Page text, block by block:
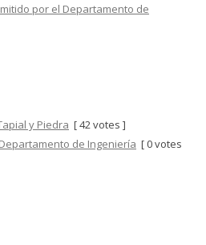
por el Departamento de
y Piedra [ 42 votes ]
de Ingeniería [ 0 votes